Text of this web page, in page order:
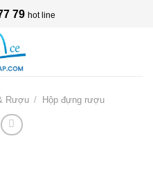
79 hot line
Rượu / Hộp đựng rượu